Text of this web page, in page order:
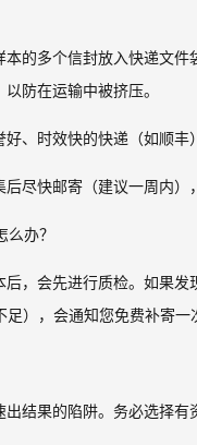
本的多个信封放入快递文件
防在运输中被挤压。
、时效快的快递（如顺丰
尽快邮寄（建议一周内）
办？
后，会先进行质检。如果发
），会通知您免费补寄一
出结果的陷阱。务必选择有